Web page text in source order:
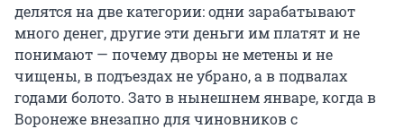
делятся на две категории: одни зарабатывают
много денег, другие эти деньги им платят и не
понимают — почему дворы не метены и не
чищены, в подъездах не убрано, а в подвалах
годами болото. Зато в нынешнем январе, когда в
Воронеже внезапно для чиновников с